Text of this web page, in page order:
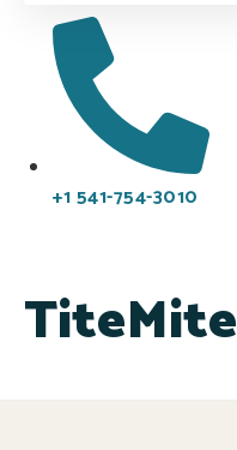
+1 541-754-3010​
TiteMite